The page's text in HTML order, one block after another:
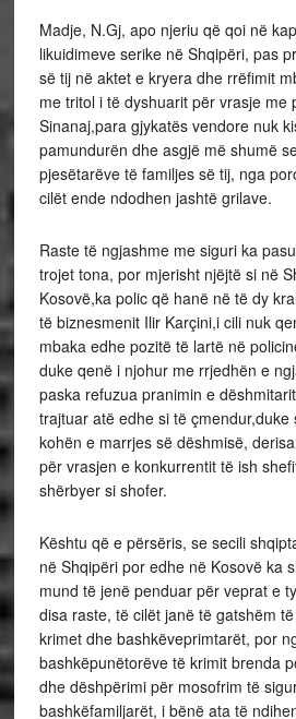
Madje, N.Gj, apo njeriu që qoi në
likuidimeve serike në Shqipëri, pas
së tij në aktet e kryera dhe rrëfimit
me tritol i të dyshuarit për vrasje me
Sinanaj,para gjykatës vendore nuk
pamundurën dhe asgjë më shumë
pjesëtarëve të familjes së tij, nga
cilët ende ndodhen jashtë grilave.
Raste të ngjashme me siguri ka
trojet tona, por mjerisht njëjtë si në
Kosovë,ka polic që hanë në të dy
të biznesmenit Ilir Karçini,i cili nuk
mbaka edhe pozitë të lartë në
duke qenë i njohur me rrjedhën e
paska refuzua pranimin e
trajtuar atë edhe si të çmendur,duke
kohën e marrjes së dëshmisë,
për vrasjen e konkurrentit të ish
shërbyer si shofer.
Kështu që e përsëris, se secili
në Shqipëri por edhe në Kosovë ka
mund të jenë penduar për veprat e
disa raste, të cilët janë të gatshëm
krimet dhe bashkëveprimtarët, por
bashkëpunëtorëve të krimit brenda
dhe dëshpërimi për mosofrim të
bashkëfamiljarët, i bënë ata të